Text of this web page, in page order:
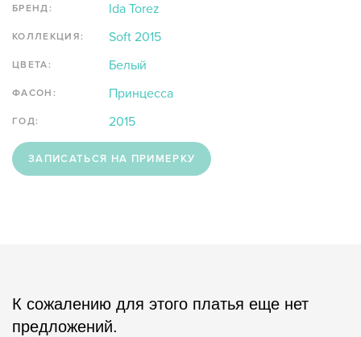
БРЕНД: Ida Torez
КОЛЛЕКЦИЯ: Soft 2015
ЦВЕТА: Белый
ФАСОН: Принцесса
ГОД: 2015
ЗАПИСАТЬСЯ НА ПРИМЕРКУ
К сожалению для этого платья еще нет
предложений.